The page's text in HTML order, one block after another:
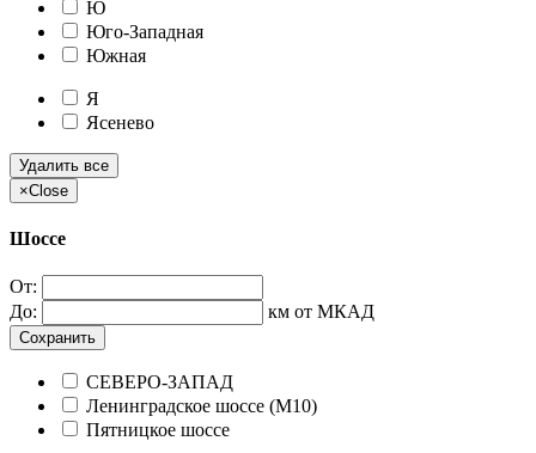
Ю
Юго-Западная
Южная
Я
Ясенево
Удалить все
×Close
Шоссе
От:
До:
км от МКАД
Сохранить
СЕВЕРО-ЗАПАД
Ленинградское шоссе (М10)
Пятницкое шоссе